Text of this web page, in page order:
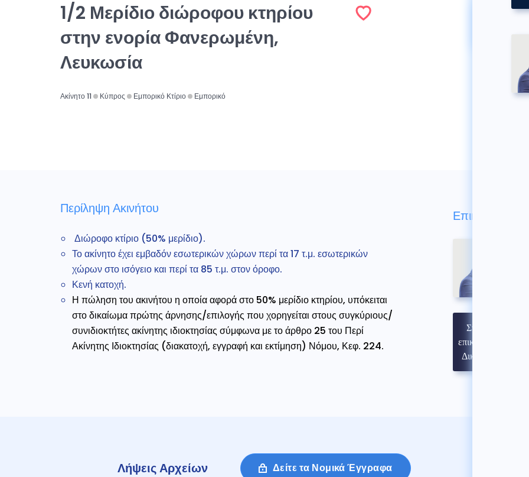
1/2 Μερίδιο διώροφου κτηρίου
στην ενορία Φανερωμένη,
Λευκωσία
Ακίνητο 11 Κύπρος Εμπορικό Κτίριο Εμπορικό
Περίληψη Ακινήτου
Διώροφο κτίριο (50% μερίδιο).
Το ακίνητο έχει εμβαδόν εσωτερικών χώρων περί τα 17 τ.μ. εσωτερικών
χώρων στο ισόγειο και περί τα 85 τ.μ. στον όροφο.
Κενή κατοχή.
Η πώληση του ακινήτου η οποία αφορά στο 50% μερίδιο κτηρίου, υπόκειται
στο δικαίωμα πρώτης άρνησης/επιλογής που χορηγείται στους συγκύριους/
συνιδιοκτήτες ακίνητης ιδιοκτησίας σύμφωνα με το άρθρο 25 του Περί
Ακίνητης Ιδιοκτησίας (διακατοχή, εγγραφή και εκτίμηση) Νόμου, Κεφ. 224.
Στοιχεία
επικοινωνίας
Δικηγόρου
Λήψεις Αρχείων Δείτε τα Νομικά Έγγραφα